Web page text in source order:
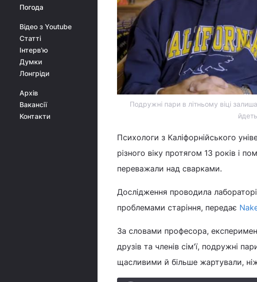
Погода
Відео з Youtube
Статті
Інтерв'ю
Думки
Лонгріди
Архів
Вакансії
Контакти
Подружні пари в літньому віці
Психологи з Каліфорнійського
різного віку протягом 13 років і
переважали над сварками.
Дослідження проводила
проблемами старіння, передає
За словами професора,
друзів та членів сім'ї, подружні
щасливими й більше жартували,